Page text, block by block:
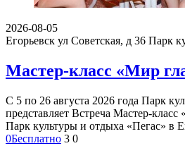
2026-08-05
Егорьевск ул Советская, д 36 Парк
Мастер-класс «Мир
С 5 по 26 августа 2026 года Парк
представляет Встреча Мастер-класс
Парк культуры и отдыха «Пегас» в
0Бесплатно 3 0